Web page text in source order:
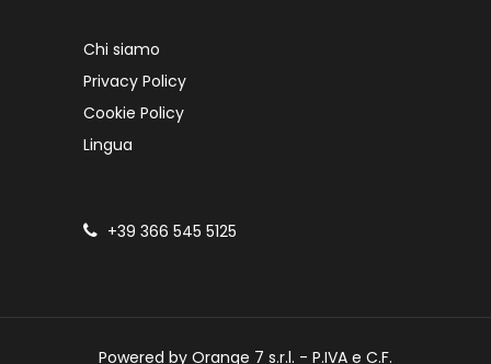
Chi siamo
Privacy Policy
Cookie Policy
Lingua
+39 366 545 5125
Powered by Orange 7 s.r.l. - P.IVA e C.F.